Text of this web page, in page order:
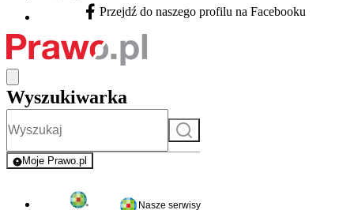
Facebook - otwiera się w nowej karcie
Przejdź do naszego profilu na Facebooku
Wyszukiwarka
Szukaj
Moje Prawo.pl
- rejestracja i logowanie do serwisu
Nasze serwisy